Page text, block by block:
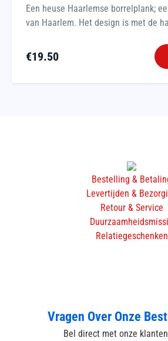
Een heuse Haarlemse borrelplank;
van Haarlem. Het design is met de
€19.50
Bestelling &
Levertijden &
Retour & Service
Relatiegeschenken
Vragen Over Onze
Bel direct met onze